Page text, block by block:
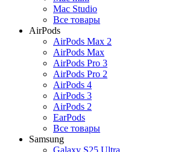
Mac Studio
Все товары
AirPods
AirPods Max 2
AirPods Max
AirPods Pro 3
AirPods Pro 2
AirPods 4
AirPods 3
AirPods 2
EarPods
Все товары
Samsung
Galaxy S25 Ultra